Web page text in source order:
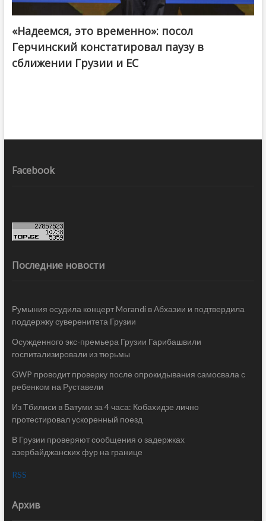
«Надеемся, это временно»: посол
Герчинский констатировал паузу в
сближении Грузии и ЕС
Facebook
Последние новости
Румыния осудила концерт Morandi в Абхазии и подтвердила
поддержку суверенитета Грузии
Осужденного экс-премьера Грузии Гарибашвили
госпитализировали из тюрьмы
GWP проводит проверку после опрокидывания самосвала с
ребенком на Руставели
Из Тбилиси в Батуми за 4 часа: Кобахидзе лично
протестировал ускоренный поезд
В Грузии проверяют сообщения о задержках
азербайджанских фур на границе
RSS
Архив